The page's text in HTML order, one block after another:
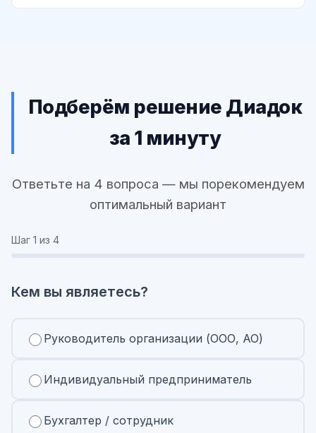
Подберём решение Диадок
за 1 минуту
Ответьте на 4 вопроса — мы порекомендуем
оптимальный вариант
Шаг 1 из 4
Кем вы являетесь?
Руководитель организации (ООО, АО)
Индивидуальный предприниматель
Бухгалтер / сотрудник